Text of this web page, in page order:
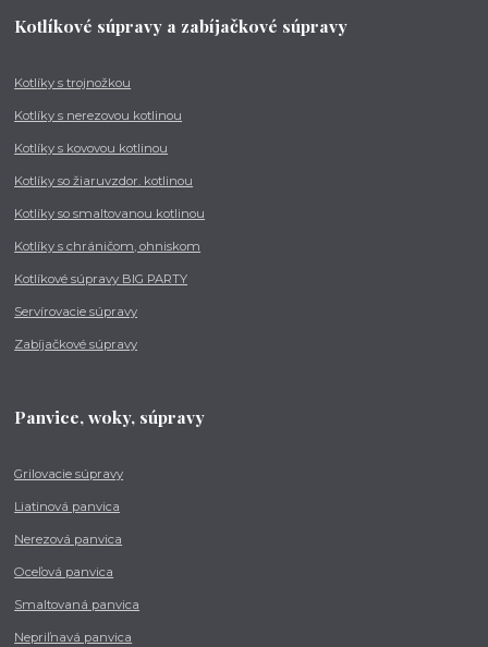
Kotlíkové súpravy a zabíjačkové súpravy
Kotlíky s trojnožkou
Kotlíky s nerezovou kotlinou
Kotlíky s kovovou kotlinou
Kotlíky so žiaruvzdor. kotlinou
Kotlíky so smaltovanou kotlinou
Kotlíky s chráničom, ohniskom
Kotlíkové súpravy BIG PARTY
Servírovacie súpravy
Zabíjačkové súpravy
Panvice, woky, súpravy
Grilovacie súpravy
Liatinová panvica
Nerezová panvica
Oceľová panvica
Smaltovaná panvica
Nepriľnavá panvica